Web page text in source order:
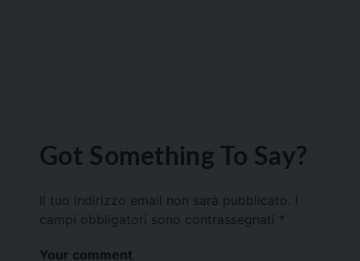
Got Something To Say?
Il tuo indirizzo email non sarà pubblicato.
campi obbligatori sono contrassegnati *
Your comment